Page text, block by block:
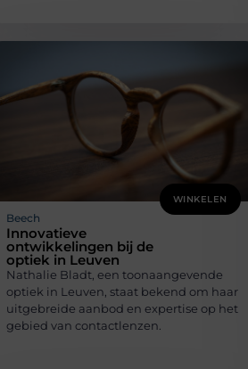
WINKELEN
Beech
Innovatieve
ontwikkelingen bij de
optiek in Leuven
Nathalie Bladt, een toonaangevende
optiek in Leuven, staat bekend om haar
uitgebreide aanbod en expertise op het
gebied van contactlenzen.